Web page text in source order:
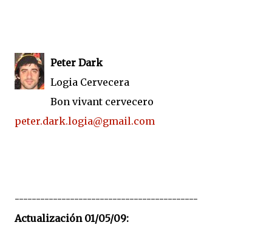
Peter Dark
Logia Cervecera
Bon vivant cervecero
peter.dark.logia@gmail.com
-------------------------------------------
Actualización 01/05/09: